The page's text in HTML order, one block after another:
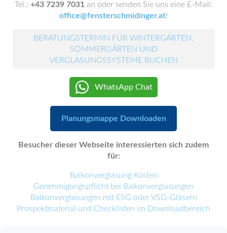
Tel.: +43 7239 7031 an oder senden Sie uns eine E-Mail:
office@fensterschmidinger.at!
BERATUNGSTERMIN FÜR WINTERGÄRTEN,
SOMMERGÄRTEN UND
VERGLASUNGSSYSTEME BUCHEN
WhatsApp Chat
Planungsmappe Downloaden
Besucher dieser Webseite interessierten sich zudem
für:
Balkonverglasung Kosten
Genehmigungspflicht bei Balkonverglasungen
Balkonverglasungen mit ESG oder VSG-Gläsern
Prospektmaterial und Checklisten im Downloadbereich